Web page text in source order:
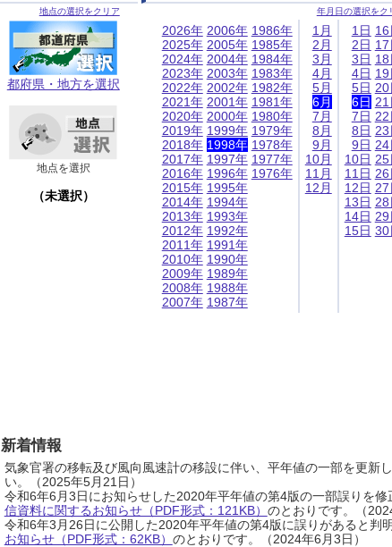
地点の選択をクリア
都府県・地方を選択
地点を選択
（未選択）
年月日の選択をク
2026年
2025年
2024年
2023年
2022年
2021年
2020年
2019年
2018年
2017年
2016年
2015年
2014年
2013年
2012年
2011年
2010年
2009年
2008年
2007年
2006年
2005年
2004年
2003年
2002年
2001年
2000年
1999年
1998年
1997年
1996年
1995年
1994年
1993年
1992年
1991年
1990年
1989年
1988年
1987年
1986年
1985年
1984年
1983年
1982年
1981年
1980年
1979年
1978年
1977年
1976年
1月
2月
3月
4月
5月
6月
7月
8月
9月
10月
11月
12月
1日
2日
3日
4日
5日
6日
7日
8日
9日
10日
11日
12日
13日
14日
15日
16
17
18
19
20
21
22
23
24
25
26
27
28
29
30
新着情報
気象官署の移転及び風向風速計の移設に伴い、平年値の一部を更新
い。（2025年5月21日）
令和6年6月3日にお知らせした2020年平年値の第4版の一部誤りを
信資料に関するお知らせ（PDF形式：121KB） のとおりです。（
令和6年3月26日に公開した2020年平年値の第4版に誤りがあると判
お知らせ（PDF形式：62KB） のとおりです。（2024年6月3日）